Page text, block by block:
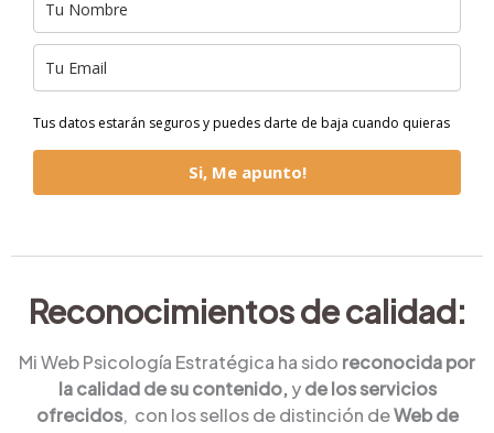
Tus datos estarán seguros y puedes darte de baja cuando quieras
Si, Me apunto!
Reconocimientos de calidad:
Mi Web Psicología Estratégica ha sido reconocida por
la calidad de su contenido,yde los servicios
ofrecidos, con los sellos de distinción deWeb de